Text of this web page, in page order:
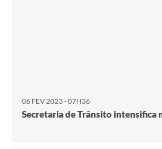
06 FEV 2023 - 07H36
Secretaria de Trânsito intensifica